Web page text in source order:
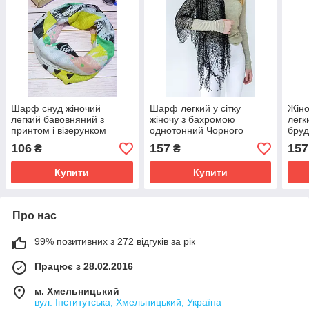
Шарф снуд жіночий
легкий бавовняний з
принтом і візерунком
180*45
106 ₴
Купити
Шарф легкий у сітку
жіночу з бахромою
однотонний Чорного
157₴
Купити
157
Про нас
99% позитивних з 272 відгуків за рік
Працює з 28.02.2016
м. Хмельницький
вул. Інститутська, Хмельницький, Україна